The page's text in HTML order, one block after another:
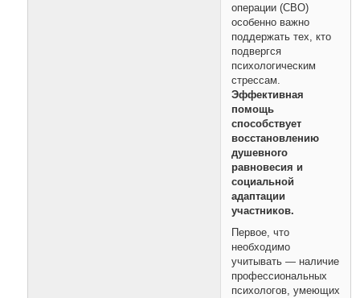
операции (СВО)
особенно важно
поддержать тех, кто
подвергся
психологическим
стрессам.
Эффективная
помощь
способствует
восстановлению
душевного
равновесия и
социальной
адаптации
участников.
Первое, что
необходимо
учитывать — наличие
профессиональных
психологов, умеющих